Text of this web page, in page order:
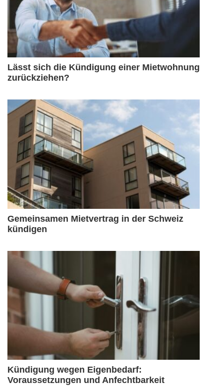
Lässt sich die Kündigung einer Mietwohnung
zurückziehen?
Gemeinsamen Mietvertrag in der Schweiz
kündigen
Kündigung wegen Eigenbedarf:
Voraussetzungen und Anfechtbarkeit